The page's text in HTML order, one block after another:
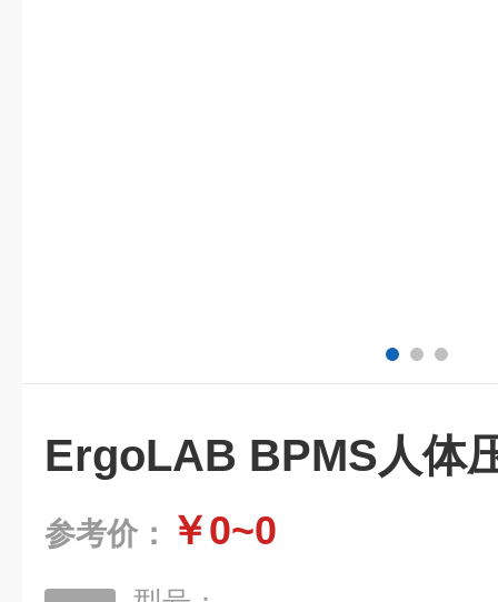
ErgoLAB BPMS人体
参考价： ￥0~0